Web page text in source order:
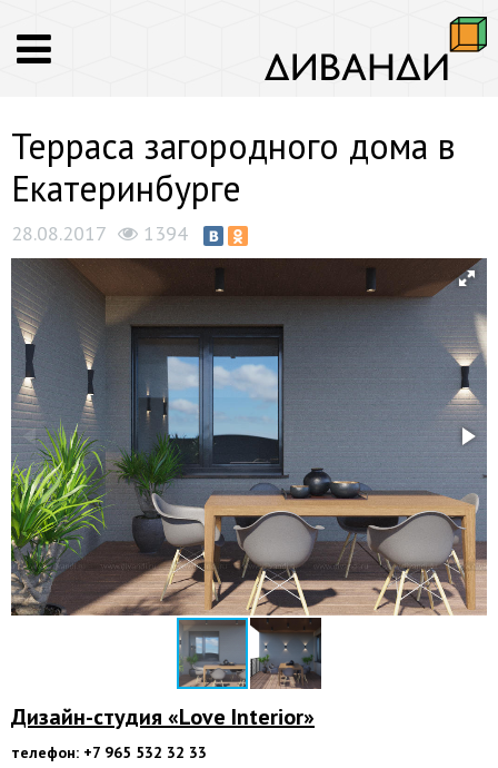
Терраса загородного дома в
Екатеринбурге
28.08.2017 1394
Дизайн-студия «Love Interior»
телефон: +7 965 532 32 33